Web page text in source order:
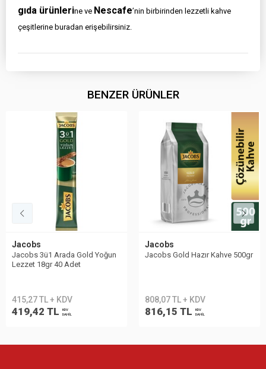
gıda ürünlerine ve Nescafe’nin birbirinden lezzetli kahve
çeşitlerine buradan erişebilirsiniz.
BENZER ÜRÜNLER
Jacobs
Jacobs 3ü1 Arada Gold Yoğun
Lezzet 18gr 40 Adet
415,27 TL + KDV
419,42 TL
KDV
DAHİL
Jacobs
Jacobs Gold Hazır Kahve 500gr
808,07 TL + KDV
816,15 TL
KDV
DAHİL